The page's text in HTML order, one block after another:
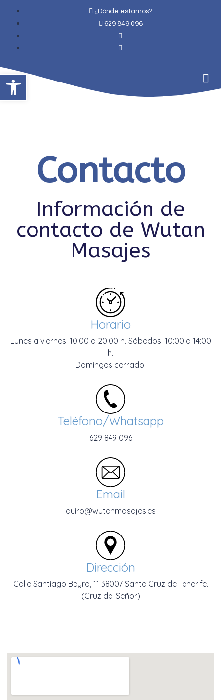
¿Dónde estamos?
629 849 096
Contacto
Información de
contacto de Wutan
Masajes
Horario
Lunes a viernes: 10:00 a 20:00 h. Sábados: 10:00 a 14:00
h.
Domingos cerrado.
Teléfono/Whatsapp
629 849 096
Email
quiro@wutanmasajes.es
Dirección
Calle Santiago Beyro, 11 38007 Santa Cruz de Tenerife.
(Cruz del Señor)
Abrir barra de herramientas